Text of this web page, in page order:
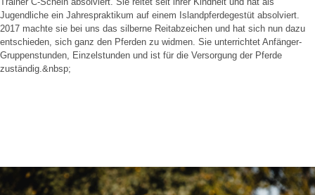
Jugendliche ein Jahrespraktikum auf einem Islandpferdegestüt absolviert.
2017 machte sie bei uns das silberne Reitabzeichen und hat sich nun dazu
entschieden, sich ganz den Pferden zu widmen. Sie unterrichtet Anfänger-
Gruppenstunden, Einzelstunden und ist für die Versorgung der Pferde
zuständig.&nbsp;